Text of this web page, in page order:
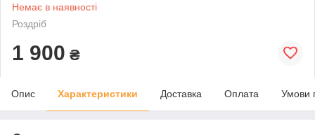
Немає в наявності
Роздріб
1 900 ₴
Опис Характеристики Доставка Оплата Умови